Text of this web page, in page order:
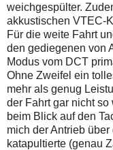
weichgespülter.
akkustischen VTEC-
Für die weite Fahrt
den gediegenen von
Modus vom DCT
Ohne Zweifel ein
mehr als genug
der Fahrt gar nicht
beim Blick auf den
mich der Antrieb
katapultierte (genau